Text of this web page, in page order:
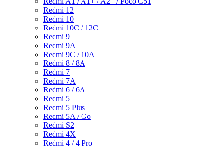
Redmi 12
Redmi 10
Redmi 10C / 12C
Redmi 9
Redmi 9A
Redmi 9C / 10A
Redmi 8 / 8A
Redmi 7
Redmi 7A
Redmi 6 / 6A
Redmi 5
Redmi 5 Plus
Redmi 5A / Go
Redmi S2
Redmi 4X
Redmi 4 / 4 Pro